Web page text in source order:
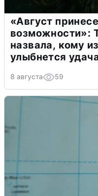
«Август
возможности»:
назвала, кому
улыбнется
8 августа 59